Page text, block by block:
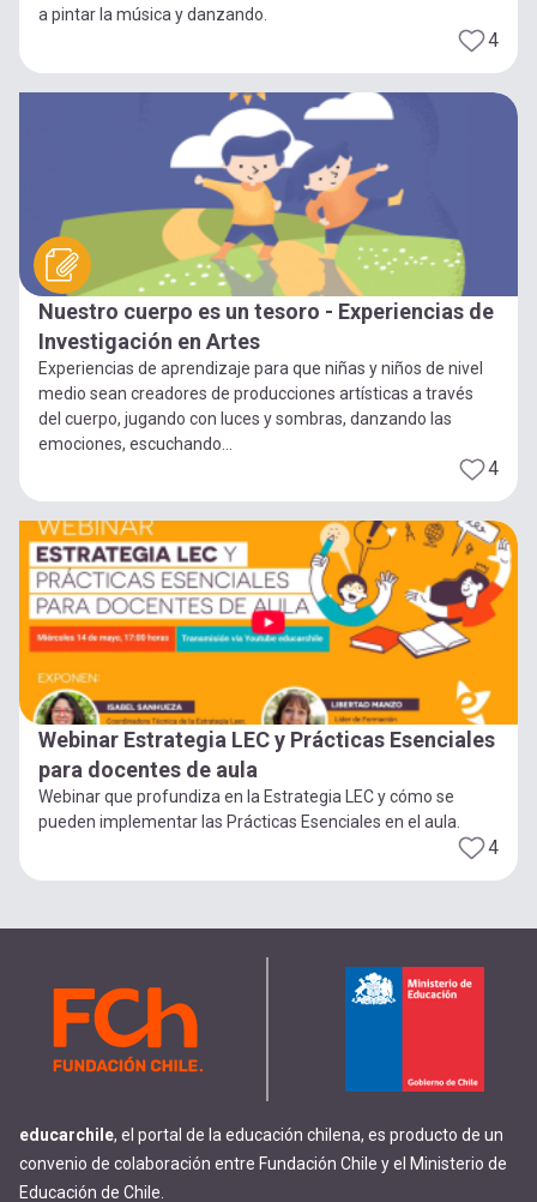
a pintar la música y danzando.
4
Nuestro cuerpo es un tesoro - Experiencias de
Investigación en Artes
Experiencias de aprendizaje para que niñas y niños de nivel
medio sean creadores de producciones artísticas a través
del cuerpo, jugando con luces y sombras, danzando las
emociones, escuchando...
4
Webinar Estrategia LEC y Prácticas Esenciales
para docentes de aula
Webinar que profundiza en la Estrategia LEC y cómo se
pueden implementar las Prácticas Esenciales en el aula.
4
educarchile, el portal de la educación chilena, es producto de un
convenio de colaboración entre Fundación Chile y el Ministerio de
Educación de Chile.